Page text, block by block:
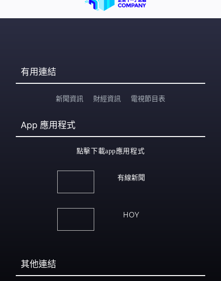
有用連結
新聞資訊 財經資訊 電視節目表
App 應用程式
點擊下載app應用程式
有線新聞
HOY
其他連結